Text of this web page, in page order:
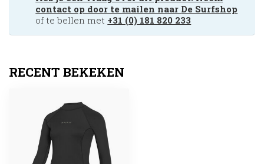
contact op door te mailen naar De Surfshop
of te bellen met +31 (0) 181 820 233
RECENT BEKEKEN